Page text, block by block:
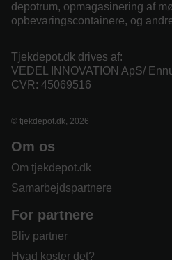
depotrum, opmagasinering af
opbevaringscontainere, og
Tjekdepot.dk drives af:
VEDEL INNOVATION ApS/
CVR: 45069516
© tjekdepot.dk, 2026
Om os
Om tjekdepot.dk
Samarbejdspartnere
For partnere
Bliv partner
Hvad koster det?